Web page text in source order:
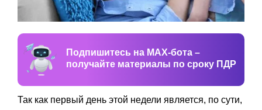
Подпишитесь на MAX-бота –
получайте материалы по сроку ПДР
Так как первый день этой недели является, по сути,